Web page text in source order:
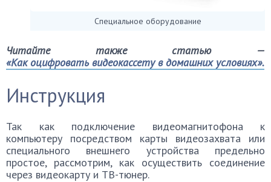
Специальное оборудование
Читайте также статью —
«Как оцифровать видеокассету в домашних условиях».
Инструкция
Так как подключение видеомагнитофона к
компьютеру посредством карты видеозахвата или
специального внешнего устройства предельно
простое, рассмотрим, как осуществить соединение
через видеокарту и ТВ-тюнер.